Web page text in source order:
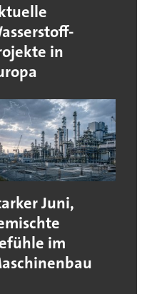
in
Juni,
im